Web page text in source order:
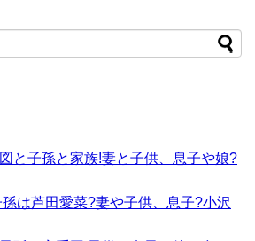
と子孫と家族!妻と子供、息子や娘?
は芦田愛菜?妻や子供、息子?小沢